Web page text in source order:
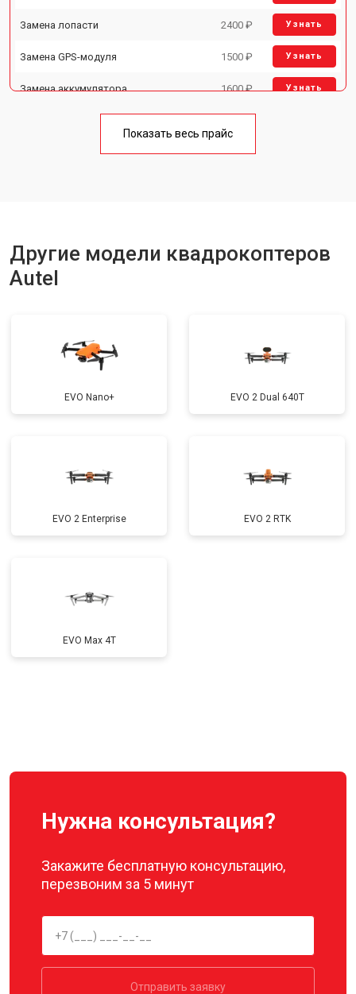
Замена лопасти 2400 ₽ Узнать
Замена GPS-модуля 1500 ₽ Узнать
Замена аккумулятора 1600 ₽ Узнать
1800 ₽
Показать весь прайс
Другие модели квадрокоптеров
Autel
EVO Nano+ EVO 2 Dual 640T
EVO 2 Enterprise EVO 2 RTK
EVO Max 4T
Нужна консультация?
Закажите бесплатную консультацию,
перезвоним за 5 минут
Отправить заявку